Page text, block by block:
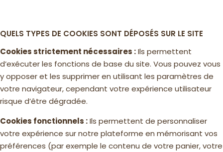
QUELS TYPES DE COOKIES SONT DÉPOSÉS SUR LE SITE
Cookies strictement nécessaires :Ils permettent
d’exécuter les fonctions de base du site. Vous pouvez vous
y opposer et les supprimer en utilisant les paramètres de
votre navigateur, cependant votre expérience utilisateur
risque d’être dégradée.
Cookies fonctionnels :Ils permettent de personnaliser
votre expérience sur notre plateforme en mémorisant vos
préférences (par exemple le contenu de votre panier, votre